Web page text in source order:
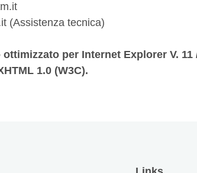
(Assistenza tecnica)
per Internet Explorer V.
1.0 (W3C).